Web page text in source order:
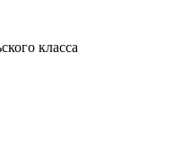
класса